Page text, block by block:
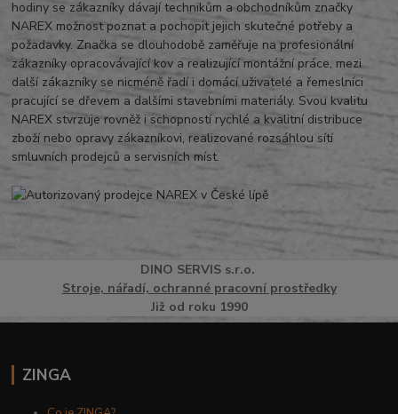
hodiny se zákazníky dávají technikům a obchodníkům značky
NAREX možnost poznat a pochopit jejich skutečné potřeby a
požadavky. Značka se dlouhodobě zaměřuje na profesionální
zákazníky opracovávající kov a realizující montážní práce, mezi
další zákazníky se nicméně řadí i domácí uživatelé a řemeslníci
pracující se dřevem a dalšími stavebními materiály. Svou kvalitu
NAREX stvrzuje rovněž i schopností rychlé a kvalitní distribuce
zboží nebo opravy zákazníkovi, realizované rozsáhlou sítí
smluvních prodejců a servisních míst.
DINO SERVISs.r.o.
Stroje, nářadí, ochranné pracovní prostředky
Již od roku 1990
ZINGA